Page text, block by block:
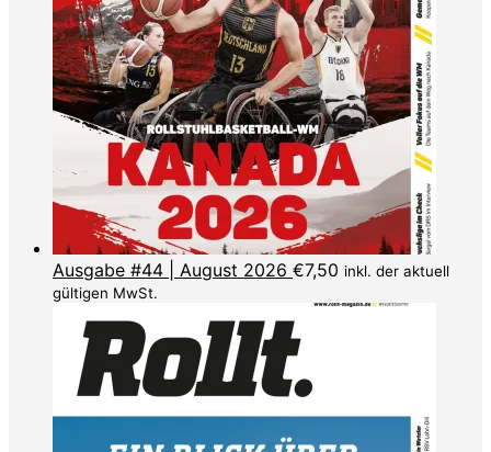
Ausgabe #44 | August 2026 €7,50 inkl. der aktuell
gültigen MwSt.